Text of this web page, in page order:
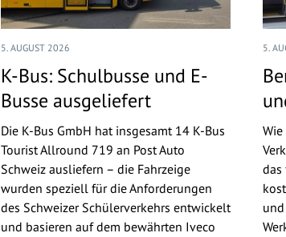
5. AUGUST 2026
K-Bus: Schulbusse und E-
Busse ausgeliefert
Die K-Bus GmbH hat insgesamt 14 K-Bus
Tourist Allround 719 an Post Auto
Schweiz ausliefern – die Fahrzeige
wurden speziell für die Anforderungen
des Schweizer Schülerverkehrs entwickelt
und basieren auf dem bewährten Iveco
5.